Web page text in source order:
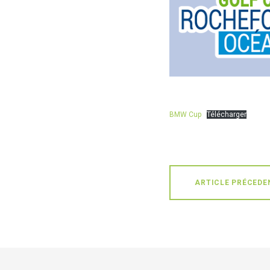
BMW Cup Télécharger
ARTICLE